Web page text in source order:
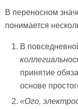
В переносном
понимается
В
принятие
основе
«Ого,